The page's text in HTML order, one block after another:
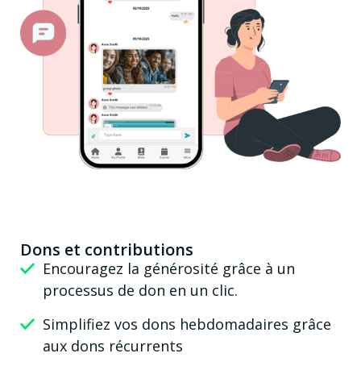
Dons et contributions
Encouragez la générosité grâce à un
processus de don en un clic.
Simplifiez vos dons hebdomadaires grâce
aux dons récurrents